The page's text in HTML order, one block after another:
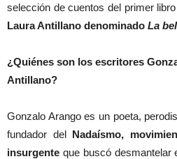
selección de cuentos del primer
Laura Antillano denominado La
¿Quiénes son los escritores
Antillano?
Gonzalo Arango es un poeta,
fundador del Nadaísmo,
insurgente que buscó desmantelar